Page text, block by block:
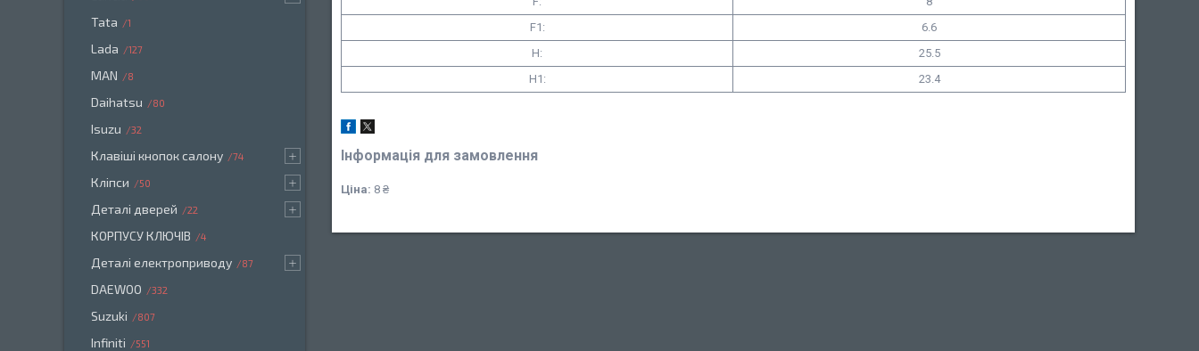
F1:
6.6
H:
25.5
H1:
23.4
Інформація для замовлення
Ціна: 8 ₴
Tata 1
Lada 127
MAN 8
Daihatsu 80
Isuzu 32
Клавіші кнопок салону 74
Кліпси 50
Деталі дверей 22
КОРПУСУ КЛЮЧІВ 4
Деталі електроприводу 87
DAEWOO 332
Suzuki 807
Infiniti 551